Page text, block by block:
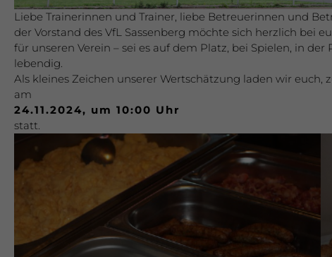
Liebe Trainerinnen und Trainer, liebe Betreuerinnen und
der Vorstand des VfL Sassenberg möchte sich herzlich bei
für unseren Verein – sei es auf dem Platz, bei Spielen, in
lebendig.
Als kleines Zeichen unserer Wertschätzung laden wir
am
24.11.2024, um 10:00 Uhr
statt.